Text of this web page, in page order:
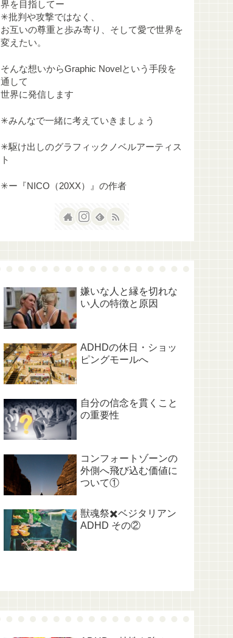
界を目指してー
✳︎批判や攻撃ではなく、
お互いの尊重と歩み寄り、そして愛で世界を
変えたい。
そんな想いからGraphic Novelという手段を
通して
世界に発信します
✳︎みんなで一緒に考えていきましょう
✳︎駆け出しのグラフィックノベルアーティス
ト
✳︎ー『NICO（20XX）』の作者
嫌いな人と縁を切れな
い人の特徴と原因
ADHDの休日・ショッ
ピングモールへ
自分の信念を貫くこと
の重要性
コンフォートゾーンの
外側へ飛び込む価値に
ついて①
獣魂祭✖️ベジタリアン
ADHD その②